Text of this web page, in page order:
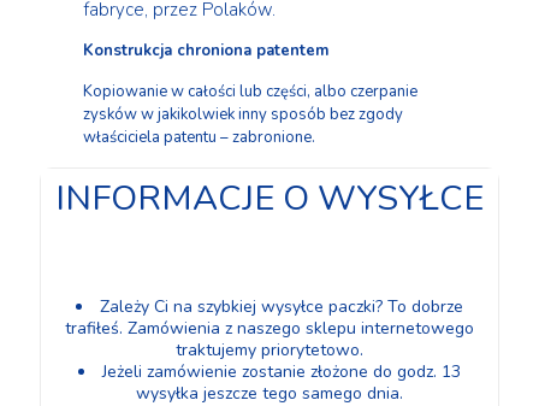
fabryce, przez Polaków.
Konstrukcja chroniona patentem
Kopiowanie w całości lub części, albo czerpanie
zysków w jakikolwiek inny sposób bez zgody
właściciela patentu – zabronione.
INFORMACJE O WYSYŁCE
Zależy Ci na szybkiej wysyłce paczki? To dobrze
trafiłeś. Zamówienia z naszego sklepu internetowego
traktujemy priorytetowo.
Jeżeli zamówienie zostanie złożone do godz. 13
wysyłka jeszcze tego samego dnia.